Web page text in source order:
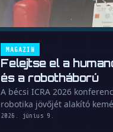
MAGAZIN
Felejtse el a
és a robotháború
A bécsi ICRA 2026
robotika jövőjét alakító
2026. június 9.